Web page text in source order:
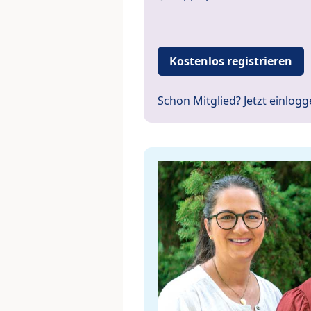
Kostenlos registrieren
Schon Mitglied? Jetzt